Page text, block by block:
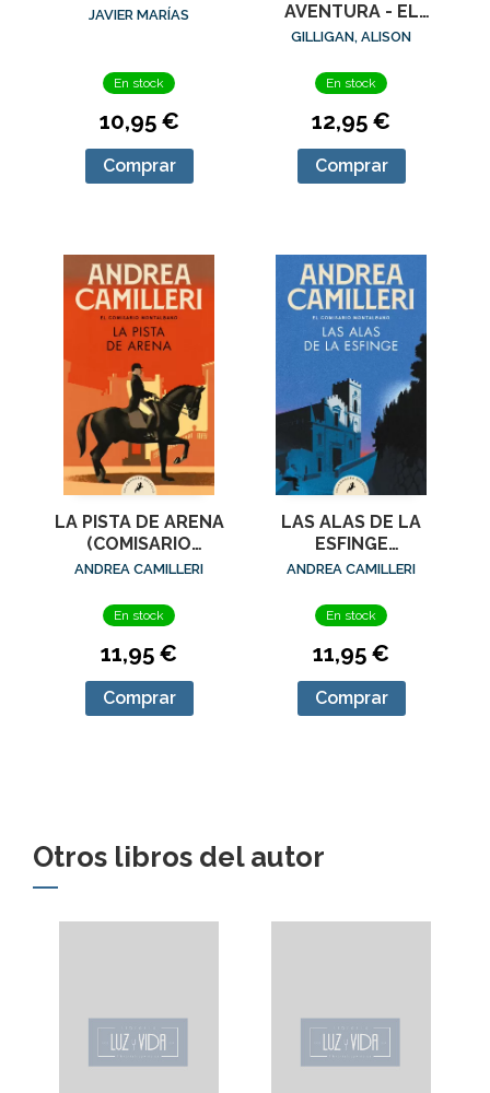
JAVIER MARÍAS
En stock
10,95 €
Comprar
AVENTURA - EL
TESORO DEL
GILLIGAN, ALISON
En stock
12,95 €
Comprar
LA PISTA DE ARENA
(COMISARIO
MONTALBANO 16)
ANDREA CAMILLERI
En stock
11,95 €
Comprar
LAS ALAS DE LA
ESFINGE
(COMISARIO
ANDREA CAMILLERI
En stock
11,95 €
Comprar
Otros libros del autor